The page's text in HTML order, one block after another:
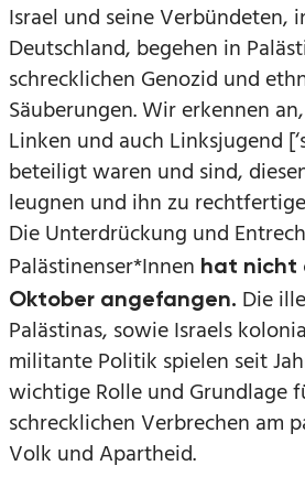
Israel und seine Verbündeten,
Deutschland, begehen in
schrecklichen Genozid und
Säuberungen. Wir erkennen
Linken und auch Linksjugend
beteiligt waren und sind,
leugnen und ihn zu
Die Unterdrückung und
Palästinenser*Innen hat nicht
Oktober angefangen. Die
Palästinas, sowie Israels
militante Politik spielen seit
wichtige Rolle und Grundlage
schrecklichen Verbrechen am
Volk und Apartheid.